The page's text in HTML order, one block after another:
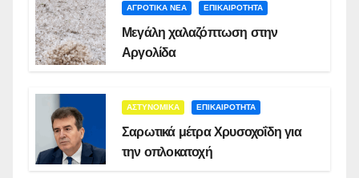
ΑΓΡΟΤΙΚΑ ΝΕΑ ΕΠΙΚΑΙΡΟΤΗΤΑ
Μεγάλη χαλαζόπτωση στην
Αργολίδα
ΑΣΤΥΝΟΜΙΚΑ ΕΠΙΚΑΙΡΟΤΗΤΑ
Σαρωτικά μέτρα Χρυσοχοΐδη για
την οπλοκατοχή